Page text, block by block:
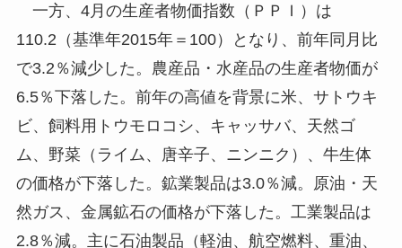
一方、4月の生産者物価指数（ＰＰＩ）は
110.2（基準年2015年＝100）となり、前年同月比
で3.2％減少した。農産品・水産品の生産者物価が
6.5％下落した。前年の高値を背景に米、サトウキ
ビ、飼料用トウモロコシ、キャッサバ、天然ゴ
ム、野菜（ライム、唐辛子、ニンニク）、牛生体
の価格が下落した。鉱業製品は3.0％減。原油・天
然ガス、金属鉱石の価格が下落した。工業製品は
2.8％減。主に石油製品（軽油、航空燃料、重油、